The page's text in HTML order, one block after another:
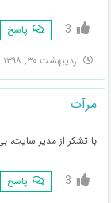
3 پاسخ
اردیبهشت ۳۰, ۱۳۹۸ ۷:۰۷ ب.ظ
مرآت
با تشکر از مدیر سایت،
3 پاسخ